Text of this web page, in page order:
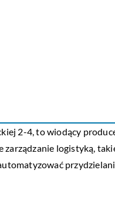
2-4, to wiodący
logistyką,